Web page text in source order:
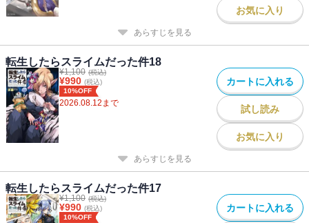
お気に入り
あらすじを見る
転生したらスライムだった件18
¥1,100 (税込)
¥990 (税込)
10%OFF
2026.08.12 まで
カートに入れる
試し読み
お気に入り
あらすじを見る
転生したらスライムだった件17
¥1,100 (税込)
¥990 (税込)
10%OFF
カートに入れる